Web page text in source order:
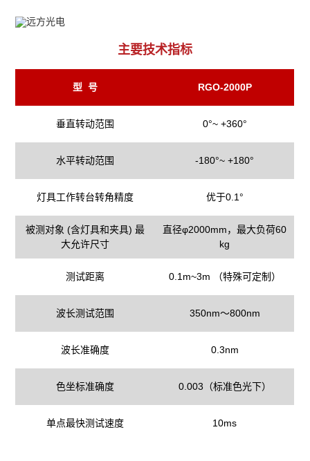
主要技术指标
型 号 RGO-2000P
垂直转动范围 0°~ +360°
水平转动范围 -180°~ +180°
灯具工作转台转角精度 优于0.1°
被测对象 (含灯具和夹具) 最
大允许尺寸
直径φ2000mm，最大负荷60
kg
测试距离 0.1m~3m （特殊可定制）
波长测试范围 350nm～800nm
波长准确度 0.3nm
色坐标准确度 0.003（标准色光下）
单点最快测试速度 10ms